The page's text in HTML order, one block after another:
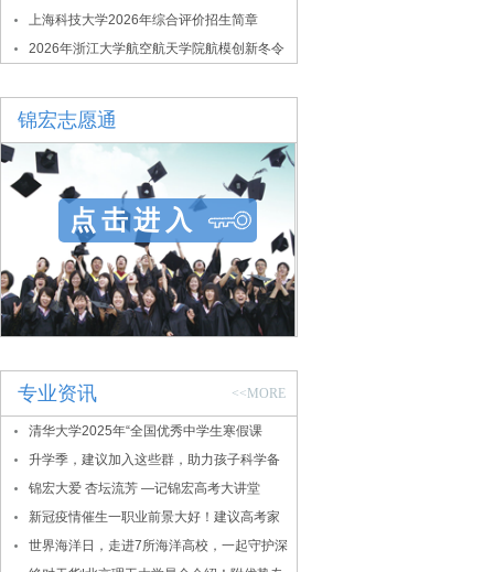
年拔尖创新人才选拔与培养项目
上海科技大学2026年综合评价招生简章
2026年浙江大学航空航天学院航模创新冬令
锦宏志愿通
点击进入
专业资讯 <<MORE
清华大学2025年“全国优秀中学生寒假课
堂”报名通知
升学季，建议加入这些群，助力孩子科学备
考
锦宏大爱 杏坛流芳 —记锦宏高考大讲堂
新冠疫情催生一职业前景大好！建议高考家
长密切关注！
世界海洋日，走进7所海洋高校，一起守护深